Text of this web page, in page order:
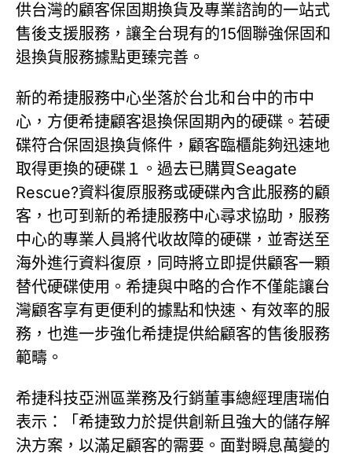
供台灣的顧客保固期換貨及專業諮詢的一站式
售後支援服務，讓全台現有的15個聯強保固和
退換貨服務據點更臻完善。
新的希捷服務中心坐落於台北和台中的市中
心，方便希捷顧客退換保固期內的硬碟。若硬
碟符合保固退換貨條件，顧客臨櫃能夠迅速地
取得更換的硬碟１。過去已購買Seagate
Rescue?資料復原服務或硬碟內含此服務的顧
客，也可到新的希捷服務中心尋求協助，服務
中心的專業人員將代收故障的硬碟，並寄送至
海外進行資料復原，同時將立即提供顧客一顆
替代硬碟使用。希捷與中略的合作不僅能讓台
灣顧客享有更便利的據點和快速、有效率的服
務，也進一步強化希捷提供給顧客的售後服務
範疇。
希捷科技亞洲區業務及行銷董事總經理唐瑞伯
表示：「希捷致力於提供創新且強大的儲存解
決方案，以滿足顧客的需要。面對瞬息萬變的